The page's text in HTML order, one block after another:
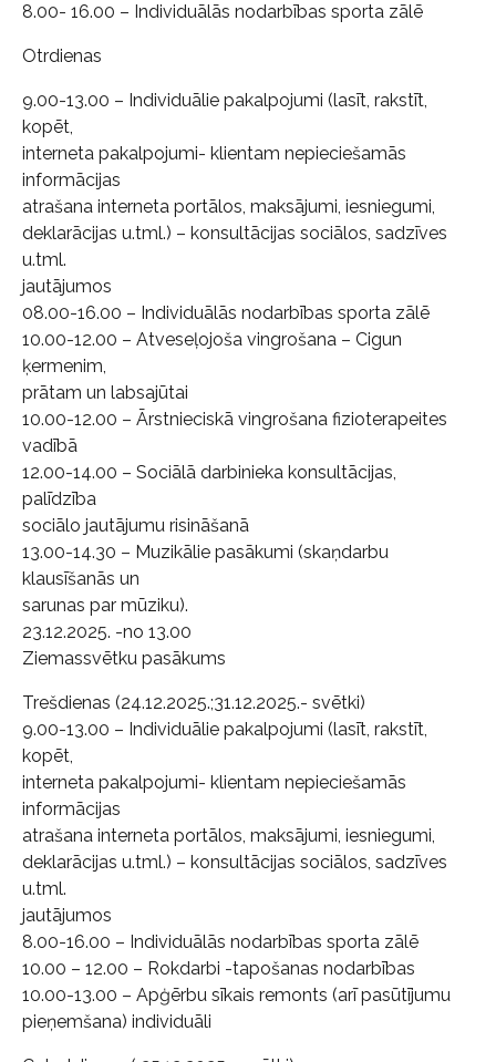
8.00- 16.00 – Individuālās nodarbības sporta zālē
Otrdienas
9.00-13.00 – Individuālie pakalpojumi (lasīt, rakstīt,
kopēt,
interneta pakalpojumi- klientam nepieciešamās
informācijas
atrašana interneta portālos, maksājumi, iesniegumi,
deklarācijas u.tml.) – konsultācijas sociālos, sadzīves
u.tml.
jautājumos
08.00-16.00 – Individuālās nodarbības sporta zālē
10.00-12.00 – Atveseļojoša vingrošana – Cigun
ķermenim,
prātam un labsajūtai
10.00-12.00 – Ārstnieciskā vingrošana fizioterapeites
vadībā
12.00-14.00 – Sociālā darbinieka konsultācijas,
palīdzība
sociālo jautājumu risināšanā
13.00-14.30 – Muzikālie pasākumi (skaņdarbu
klausīšanās un
sarunas par mūziku).
23.12.2025. -no 13.00
Ziemassvētku pasākums
Trešdienas (24.12.2025.;31.12.2025.- svētki)
9.00-13.00 – Individuālie pakalpojumi (lasīt, rakstīt,
kopēt,
interneta pakalpojumi- klientam nepieciešamās
informācijas
atrašana interneta portālos, maksājumi, iesniegumi,
deklarācijas u.tml.) – konsultācijas sociālos, sadzīves
u.tml.
jautājumos
8.00-16.00 – Individuālās nodarbības sporta zālē
10.00 – 12.00 – Rokdarbi -tapošanas nodarbības
10.00-13.00 – Apģērbu sīkais remonts (arī pasūtījumu
pieņemšana) individuāli